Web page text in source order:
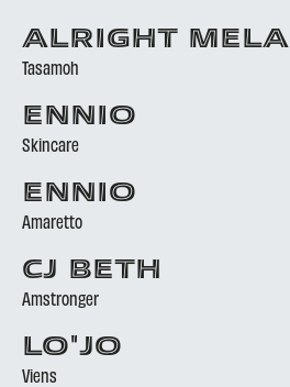
ALRIGHT MELA
Tasamoh
ENNIO
Skincare
ENNIO
Amaretto
CJ BETH
Amstronger
LO'JO
Viens